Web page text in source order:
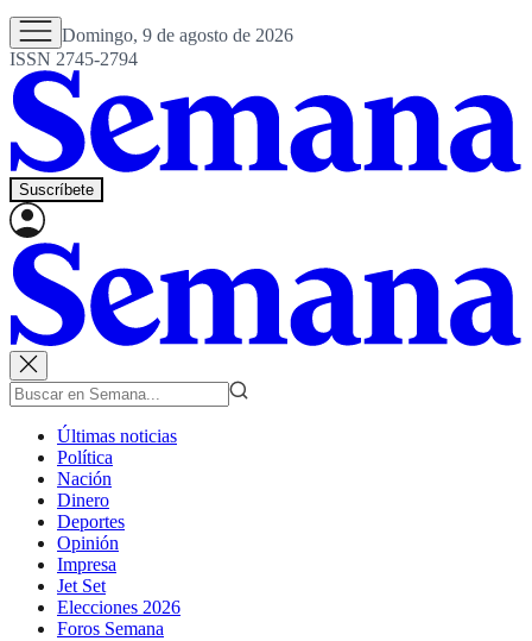
Domingo, 9 de agosto de 2026
ISSN 2745-2794
Suscríbete
Últimas noticias
Política
Nación
Dinero
Deportes
Opinión
Impresa
Jet Set
Elecciones 2026
Foros Semana